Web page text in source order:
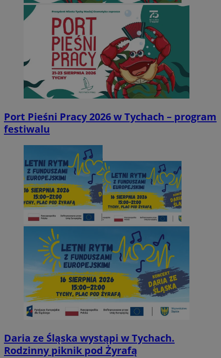
Port Pieśni Pracy 2026 w Tychach – program
festiwalu
Daria ze Śląska wystąpi w Tychach.
Rodzinny piknik pod Żyrafą